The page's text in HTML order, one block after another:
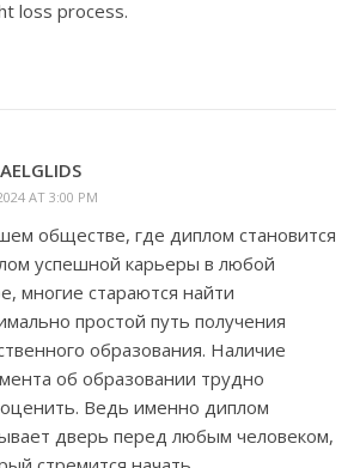
loss process.
AT 3:00 PM
обществе, где диплом становится
успешной карьеры в любой
многие стараются найти
простой путь получения
образования. Наличие
об образовании трудно
Ведь именно диплом
дверь перед любым человеком,